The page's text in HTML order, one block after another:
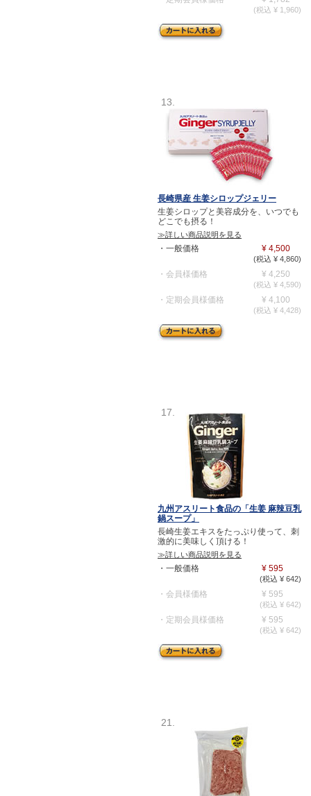
(税込 ¥ 1,960)
13.
長崎県産 生姜シロップジェリー
生姜シロップと美容成分を、いつでも
どこでも摂る！
≫詳しい商品説明を見る
・一般価格 ¥ 4,500
(税込 ¥ 4,860)
・会員様価格 ¥ 4,250
(税込 ¥ 4,590)
・定期会員様価格 ¥ 4,100
(税込 ¥ 4,428)
17.
九州アスリート食品の「生姜 麻辣豆乳
鍋スープ」
長崎生姜エキスをたっぷり使って、刺
激的に美味しく頂ける！
≫詳しい商品説明を見る
・一般価格 ¥ 595
(税込 ¥ 642)
・会員様価格 ¥ 595
(税込 ¥ 642)
・定期会員様価格 ¥ 595
(税込 ¥ 642)
21.